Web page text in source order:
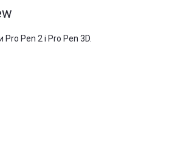
Pen 2 і Pro Pen 3D.